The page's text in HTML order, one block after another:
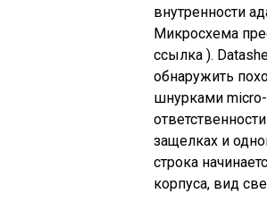
внутренности
Микросхема
ссылка ).
обнаружить
шнурками
защелках и
строка
корпуса, вид